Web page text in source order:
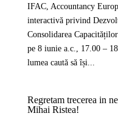
IFAC, Accountancy
interactivă privind
Consolidarea
pe 8 iunie a.c., 17.00 –
lumea caută să își...
Regretam trecerea in
Mihai Ristea!